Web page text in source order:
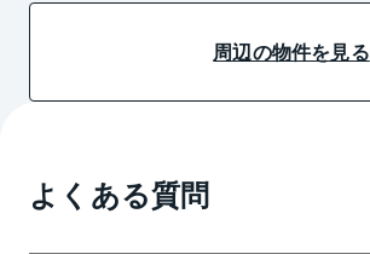
周辺の物件を見る
よくある質問